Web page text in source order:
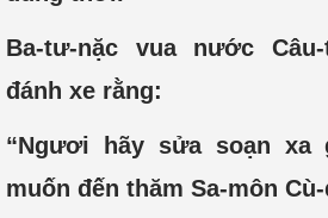
Ba-tư-nặc vua nước
đánh xe rằng:
“Ngươi hãy sửa soạn xa
muốn đến thăm Sa-môn Cù-